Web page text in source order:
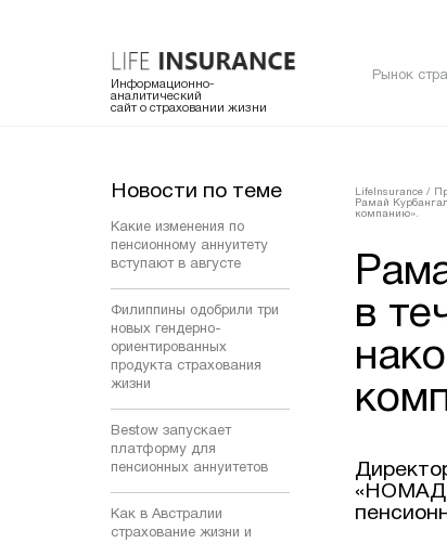
Информационно-
аналитический
сайт о страховании жизни
Рынок
Новости по теме
Какие изменения по
пенсионному аннуитету
вступают в августе
Филиппины одобрили три
новых гендерно-
ориентированных
продукта страхования
жизни
Bestow запускает
платформу для
пенсионных аннуитетов
Как в Австралии
страхование жизни и
LifeInsurance /
Рамай
компанию».
в
«НОМАД